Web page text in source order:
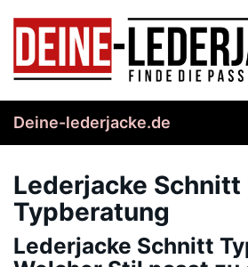
content
Deine-lederjacke.de
Lederjacke Schnitt
Typberatung
Lederjacke Schnitt